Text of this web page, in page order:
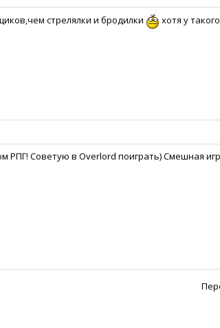
стрелялки и бродилки хотя у
РПГ! Советую в Overlord поиграть) Смешная